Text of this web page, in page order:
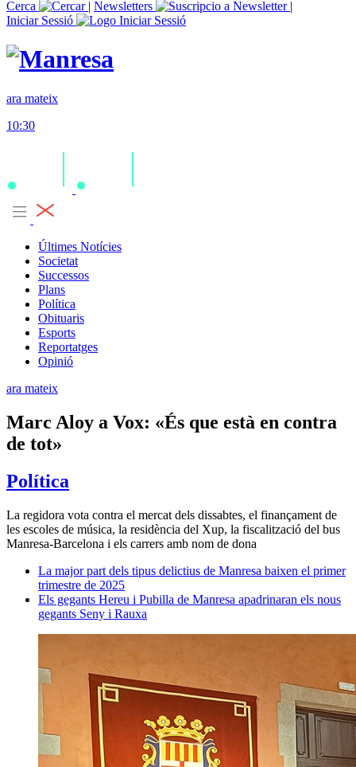
Cerca
| Newsletters
|
Iniciar Sessió
ara mateix
10:30
Últimes Notícies
Societat
Successos
Plans
Política
Obituaris
Esports
Reportatges
Opinió
ara mateix
Marc Aloy a Vox: «És que està en contra
de tot»
Política
La regidora vota contra el mercat dels dissabtes, el finançament de
les escoles de música, la residència del Xup, la fiscalització del bus
Manresa-Barcelona i els carrers amb nom de dona
La major part dels tipus delictius de Manresa baixen el primer
trimestre de 2025
Els gegants Hereu i Pubilla de Manresa apadrinaran els nous
gegants Seny i Rauxa